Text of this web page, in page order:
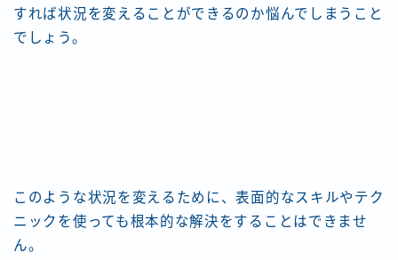
すれば状況を変えることができるのか悩んでしまうこと
でしょう。
このような状況を変えるために、表面的なスキルやテク
ニックを使っても根本的な解決をすることはできませ
ん。